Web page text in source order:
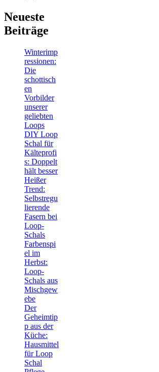
Neueste
Beiträge
Winterimp
ressionen:
Die
schottisch
en
Vorbilder
unserer
geliebten
Loops
DIY Loop
Schal für
Kälteprofi
s: Doppelt
hält besser
Heißer
Trend:
Selbstregu
lierende
Fasern bei
Loop-
Schals
Farbenspi
el im
Herbst:
Loop-
Schals aus
Mischgew
ebe
Der
Geheimtip
p aus der
Küche:
Hausmittel
für Loop
Schal